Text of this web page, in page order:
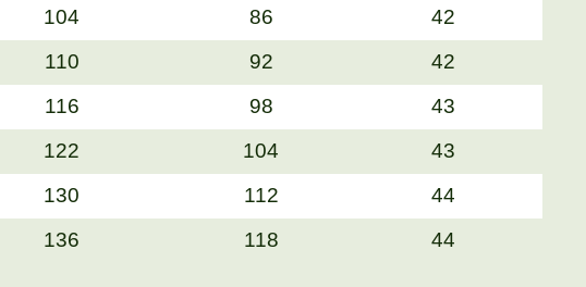
104 86 42
110 92 42
116 98 43
122 104 43
130 112 44
136 118 44